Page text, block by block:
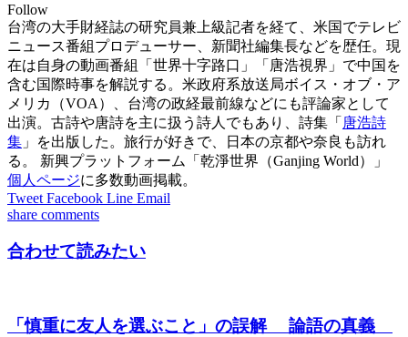
Follow
台湾の大手財経誌の研究員兼上級記者を経て、米国でテレビ
ニュース番組プロデューサー、新聞社編集長などを歴任。現
在は自身の動画番組「世界十字路口」「唐浩視界」で中国を
含む国際時事を解説する。米政府系放送局ボイス・オブ・ア
メリカ（VOA）、台湾の政経最前線などにも評論家として
出演。古詩や唐詩を主に扱う詩人でもあり、詩集「 唐浩詩
集 」を出版した。旅行が好きで、日本の京都や奈良も訪れ
る。 新興プラットフォーム「乾淨世界（Ganjing World）」
個人ページに多数動画掲載。
Tweet Facebook Line Email
share comments
合わせて読みたい
「慎重に友人を選ぶこと」の誤解 論語の真義